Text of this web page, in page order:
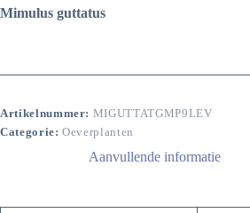
Mimulus guttatus
Artikelnummer: MIGUTTATGMP9LEV
Categorie:Oeverplanten
Aanvullende informatie